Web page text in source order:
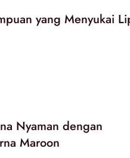
yang Menyukai
Nyaman dengan
Maroon